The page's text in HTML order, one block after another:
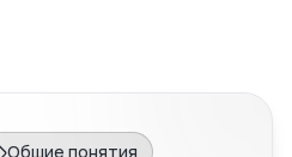
Общие понятия